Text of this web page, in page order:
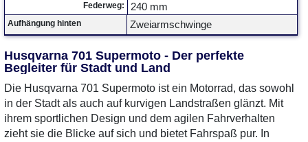
Federweg: 240 mm
Aufhängung hinten Zweiarmschwinge
Husqvarna 701 Supermoto - Der perfekte
Begleiter für Stadt und Land
Die Husqvarna 701 Supermoto ist ein Motorrad, das sowohl
in der Stadt als auch auf kurvigen Landstraßen glänzt. Mit
ihrem sportlichen Design und dem agilen Fahrverhalten
zieht sie die Blicke auf sich und bietet Fahrspaß pur. In